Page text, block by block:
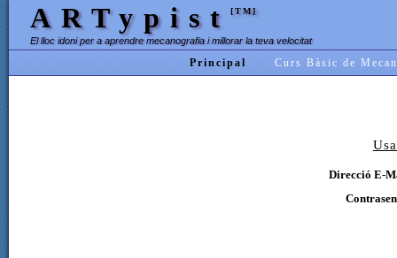
ARTypist [TM]
El lloc idoni per a aprendre mecanografia i millorar la teva velocitat
Principal Curs Bàsic de
Direcció E-